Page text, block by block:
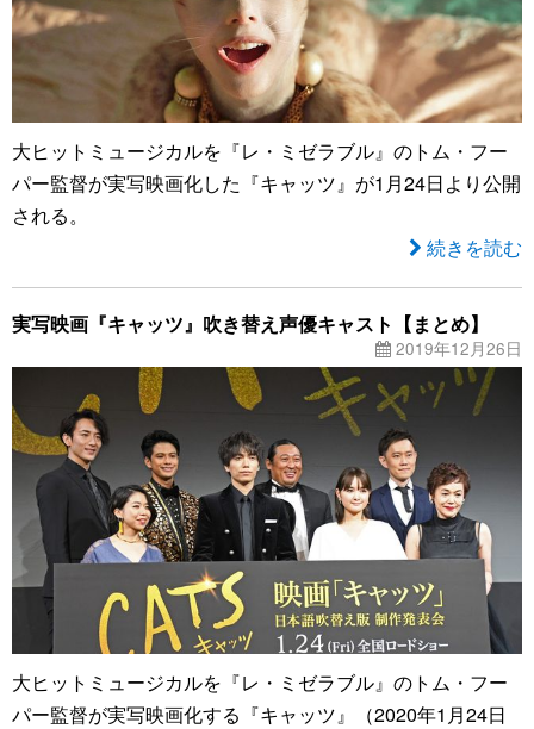
大ヒットミュージカルを『レ・ミゼラブル』のトム・フー
パー監督が実写映画化した『キャッツ』が1月24日より公開
される。
続きを読む
実写映画『キャッツ』吹き替え声優キャスト【まとめ】
2019年12月26日
大ヒットミュージカルを『レ・ミゼラブル』のトム・フー
パー監督が実写映画化する『キャッツ』（2020年1月24日